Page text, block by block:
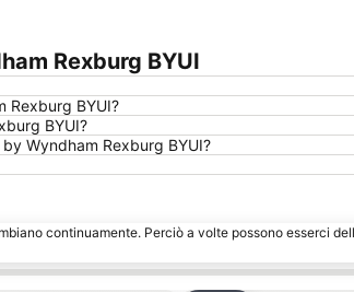
Rexburg BYUI
Rexburg BYUI?
BYUI?
Wyndham Rexburg BYUI?
continuamente. Perciò a volte possono esserci